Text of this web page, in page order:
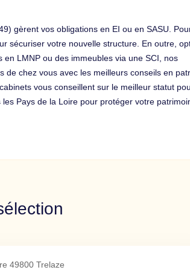
gèrent vos obligations en EI ou en SASU.
sécuriser votre nouvelle structure. En outre,
LMNP ou des immeubles via une SCI, nos
chez vous avec les meilleurs conseils en
vous conseillent sur le meilleur statut
Pays de la Loire pour protéger votre
49800 Trelaze